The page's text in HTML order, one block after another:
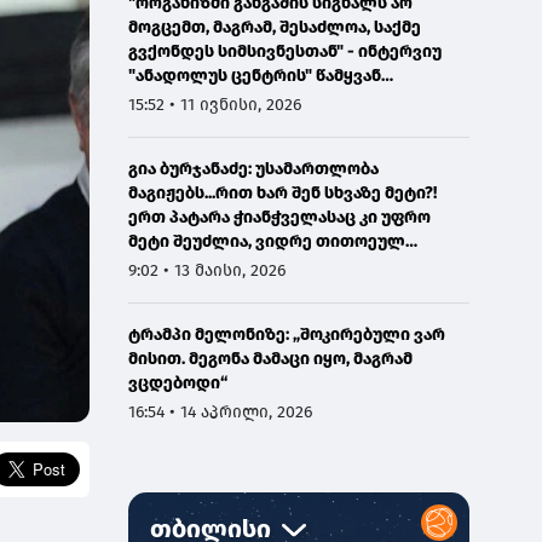
მოგცემთ, მაგრამ, შესაძლოა, საქმე
გვქონდეს სიმსივნესთან" - ინტერვიუ
"ანადოლუს ცენტრის" წამყვან
ონკოლოგთან
15:52 • 11 ივნისი, 2026
გია ბურჯანაძე: უსამართლობა
მაგიჟებს...რით ხარ შენ სხვაზე მეტი?!
ერთ პატარა ჭიანჭველასაც კი უფრო
მეტი შეუძლია, ვიდრე თითოეულ
ჩვენგანს...
9:02 • 13 მაისი, 2026
ტრამპი მელონიზე: „შოკირებული ვარ
მისით. მეგონა მამაცი იყო, მაგრამ
ვცდებოდი“
16:54 • 14 აპრილი, 2026